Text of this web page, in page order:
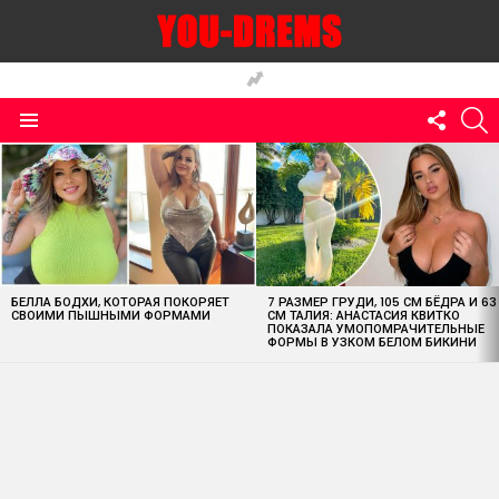
US
MOST
VIEWED
STORIES
БЕЛЛА БОДХИ, КОТОРАЯ ПОКОРЯЕТ
СВОИМИ ПЫШНЫМИ ФОРМАМИ
7 РАЗМЕР ГРУДИ, 105 СМ БЁДРА И 63
СМ ТАЛИЯ: АНАСТАСИЯ КВИТКО
ПОКАЗАЛА УМОПОМРАЧИТЕЛЬНЫЕ
ФОРМЫ В УЗКОМ БЕЛОМ БИКИНИ